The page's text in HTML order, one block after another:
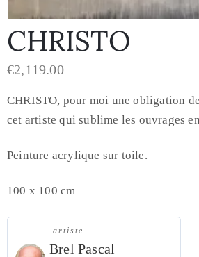
CHRISTO
€2,119.00
CHRISTO, pour moi une obligation
cet artiste qui sublime les ouvrages
Peinture acrylique sur toile.
100 x 100 cm
artiste
Brel Pascal